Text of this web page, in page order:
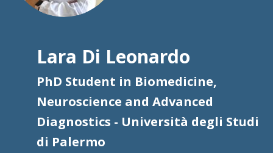
Lara Di Leonardo
PhD Student in Biomedicine,
Neuroscience and Advanced
Diagnostics - Università degli Studi
di Palermo